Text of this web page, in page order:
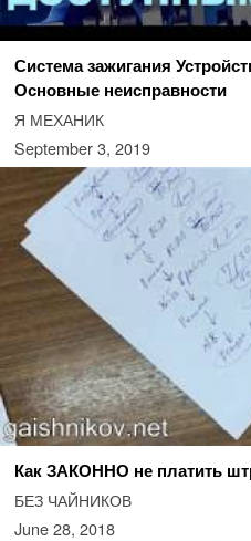
Система зажигания
Основные неисправности
Я МЕХАНИК
September 3, 2019
Как ЗАКОННО не платить
БЕЗ ЧАЙНИКОВ
June 28, 2018